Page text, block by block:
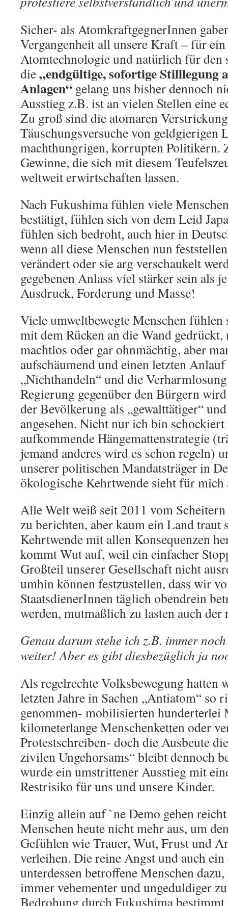
Sicher- als AtomkraftgegnerInnen
Vergangenheit all unsere Kraft – für
Atomtechnologie und natürlich für den
die„endgültige, sofortige Stilllegung
Anlagen“ gelang uns bisher dennoch
Ausstieg z.B. ist an vielen Stellen eine
Zu groß sind die atomaren
Täuschungsversuche von geldgierigen
machthungrigen, korrupten Politikern.
Gewinne, die sich mit diesem
weltweit erwirtschaften lassen.
Nach Fukushima fühlen viele
bestätigt, fühlen sich von dem Leid
fühlen sich bedroht, auch hier in
wenn all diese Menschen nun
verändert oder sie arg verschaukelt
gegebenen Anlass viel stärker sein als
Ausdruck, Forderung und Masse!
Viele umweltbewegte Menschen fühlen
mit dem Rücken an die Wand
machtlos oder gar ohnmächtig, aber
aufschäumend und einen letzten
„Nichthandeln“ und die
Regierung gegenüber den Bürgern
der Bevölkerung als „gewalttätiger“
angesehen. Nicht nur ich bin
aufkommende Hänge­mattenstrategie
jemand anderes wird es schon regeln)
unserer politischen Mandatsträger in
ökologische Kehrtwende sieht für mich
Alle Welt weiß seit 2011 vom
zu berichten, aber kaum ein Land
Kehrtwende mit allen Konsequenzen
kommt Wut auf, weil ein einfacher
Großteil unserer Gesellschaft nicht
umhin können festzustellen, dass wir
StaatsdienerInnen täglich obendrein
werden, mutmaßlich zu lasten auch der
Genau darum stehe ich z.B. immer
weiter! Aber es gibt diesbezüglich ja
Als regelrechte Volksbewegung hatten
letzten Jahre in Sachen „Antiatom“ so
genommen- mobilisierten hunderterlei
kilometerlange Menschenketten oder
Protestschreiben- doch die Ausbeute
zivilen Ungehorsams“ bleibt dennoch
wurde ein umstrittener Ausstieg mit
Restrisiko für uns und unsere Kinder.
Einzig allein auf `ne Demo gehen
Menschen heute nicht mehr aus, um
Gefühlen wie Trauer, Wut, Frust und
verleihen. Die reine Angst und auch
unterdessen betroffene Menschen
immer vehementer und ungeduldiger
Bedrohung durch Fukushima